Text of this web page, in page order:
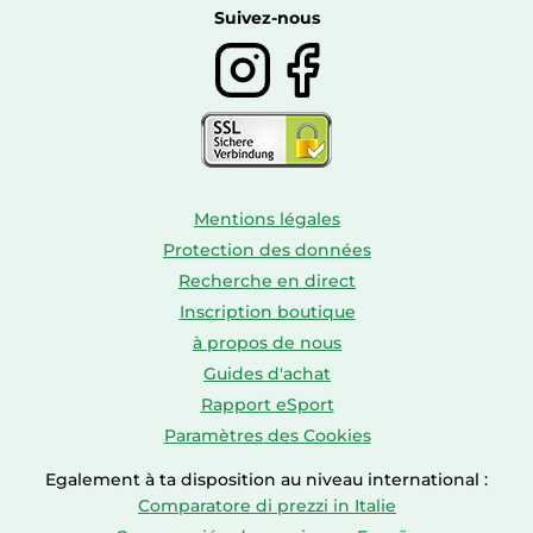
Suivez-nous
Mentions légales
Protection des données
Recherche en direct
Inscription boutique
à propos de nous
Guides d'achat
Rapport eSport
Paramètres des Cookies
Egalement à ta disposition au niveau international :
Comparatore di prezzi in Italie